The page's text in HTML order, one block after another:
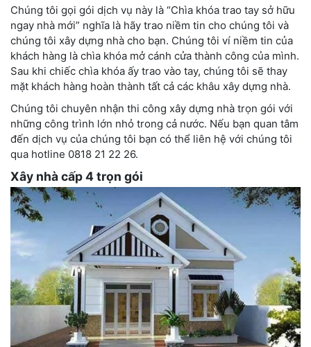
Chúng tôi gọi gói dịch vụ này là “Chìa khóa trao tay sở hữu
ngay nhà mới” nghĩa là hãy trao niềm tin cho chúng tôi và
chúng tôi xây dựng nhà cho bạn. Chúng tôi ví niềm tin của
khách hàng là chìa khóa mở cánh cửa thành công của mình.
Sau khi chiếc chìa khóa ấy trao vào tay, chúng tôi sẽ thay
mặt khách hàng hoàn thành tất cả các khâu xây dựng nhà.
Chúng tôi chuyên nhận thi công xây dựng nhà trọn gói với
những công trình lớn nhỏ trong cả nước. Nếu bạn quan tâm
đến dịch vụ của chúng tôi bạn có thể liên hệ với chúng tôi
qua hotline 0818 21 22 26.
Xây nhà cấp 4 trọn gói